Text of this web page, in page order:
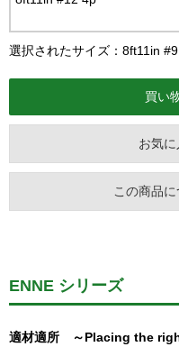
選択されたサイズ：8ft11in
お気
この商品
ENNE シリーズ
適材適所 ～Placing the